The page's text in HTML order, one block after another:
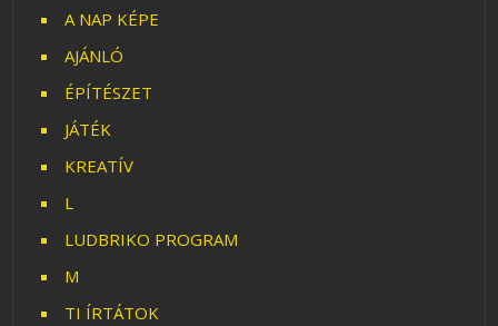
A NAP KÉPE
AJÁNLÓ
ÉPÍTÉSZET
JÁTÉK
KREATÍV
L
LUDBRIKO PROGRAM
M
TI ÍRTÁTOK